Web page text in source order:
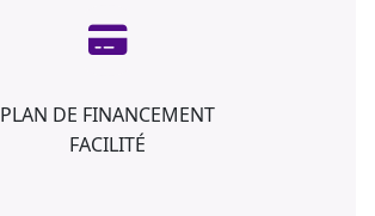
PLAN DE FINANCEMENT
FACILITÉ